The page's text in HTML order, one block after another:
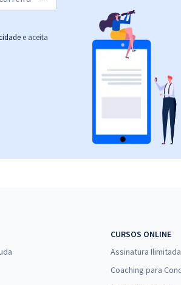
e aceita
CURSOS ONLINE
Assinatura Ilimitada
Coaching para